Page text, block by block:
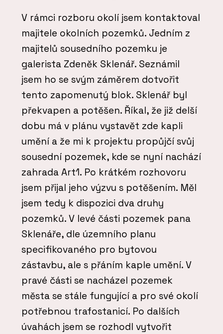
V rámci rozboru okolí jsem kontaktoval
majitele okolních pozemků. Jedním z
majitelů sousedního pozemku je
galerista Zdeněk Sklenář. Seznámil
jsem ho se svým záměrem dotvořit
tento zapomenutý blok. Sklenář byl
překvapen a potěšen. Říkal, že již delší
dobu má v plánu vystavět zde kapli
umění a že mi k projektu propůjčí svůj
sousední pozemek, kde se nyní nachází
zahrada Art1. Po krátkém rozhovoru
jsem přijal jeho výzvu s potěšením. Měl
jsem tedy k dispozici dva druhy
pozemků. V levé části pozemek pana
Sklenáře, dle územního planu
specifikovaného pro bytovou
zástavbu, ale s přáním kaple umění. V
pravé části se nacházel pozemek
města se stále fungující a pro své okolí
potřebnou trafostanicí. Po dalších
úvahách jsem se rozhodl vytvořit